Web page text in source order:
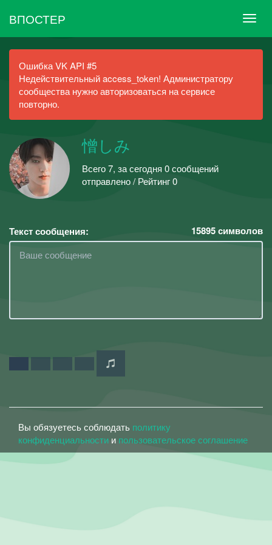
ВПОСТЕР
Ошибка VK API #5
Недействительный access_token! Администратору
сообщества нужно авторизоваться на сервисе
повторно.
憎しみ
Всего 7, за сегодня 0 сообщений
отправлено / Рейтинг 0
Текст сообщения: 15895символов
Вы обязуетесь соблюдать политику
конфиденциальности и пользовательское соглашение